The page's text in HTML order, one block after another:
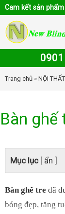
Cam kết sản
Trang chủ » NỘI
Bàn ghế
Mục lục [ ẩn ]
Bàn ghế tre đã
bóng đẹp, tăng